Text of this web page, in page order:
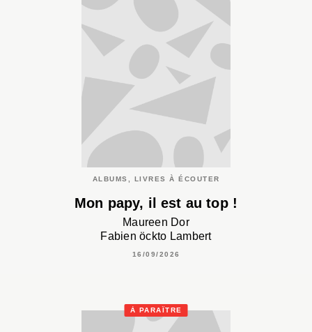
ALBUMS, LIVRES À ÉCOUTER
Mon papy, il est au top !
Maureen Dor
Fabien öckto Lambert
16/09/2026
À PARAÎTRE